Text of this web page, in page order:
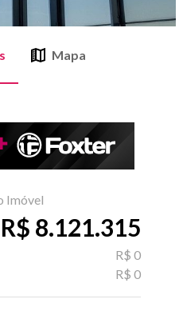
Mapa
Imóvel
R$ 8.121.315
R$ 0
R$ 0